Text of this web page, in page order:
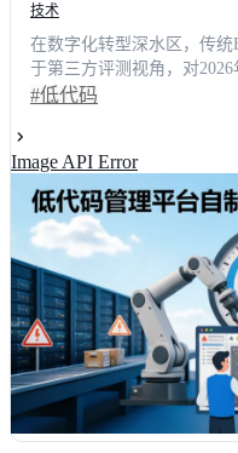
技术
在数字化转型深水区，传
于第三方评测视角，对
能完整度、易用性、性能、
型矩阵与落地路径，为技术
#低代码
Image API Error